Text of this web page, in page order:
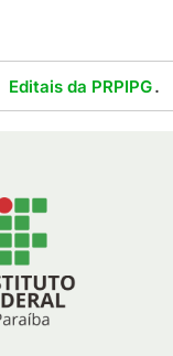
Editais da PRPIPG.